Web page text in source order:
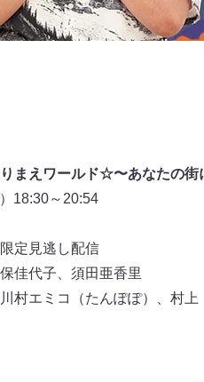
まえワールド☆〜あなたの街
18:30～20:54
定見逃し配信
佳代子、須田亜香里
村エミコ（たんぽぽ）、村上